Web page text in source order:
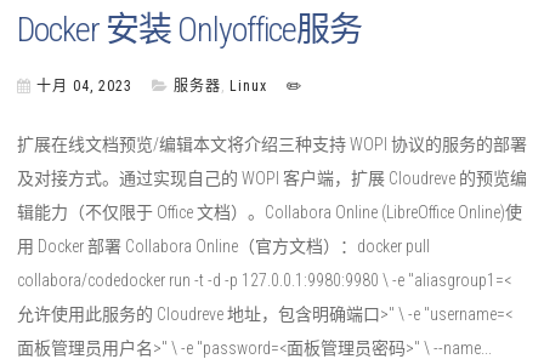
Docker 安装 Onlyoffice服务
十月 04, 2023 服务器, Linux ✏️
扩展在线文档预览/编辑本文将介绍三种支持 WOPI 协议的服务的部署
及对接方式。通过实现自己的 WOPI 客户端，扩展 Cloudreve 的预览编
辑能力（不仅限于 Office 文档）。Collabora Online (LibreOffice Online)使
用 Docker 部署 Collabora Online（官方文档）：docker pull
collabora/code​docker run -t -d -p 127.0.0.1:9980:9980 \ -e "aliasgroup1=<
允许使用此服务的 Cloudreve 地址，包含明确端口>" \ -e "username=<
面板管理员用户名>" \ -e "password=<面板管理员密码>" \ --name...